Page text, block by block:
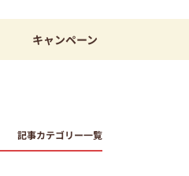
キャンペーン
記事カテゴリー一覧